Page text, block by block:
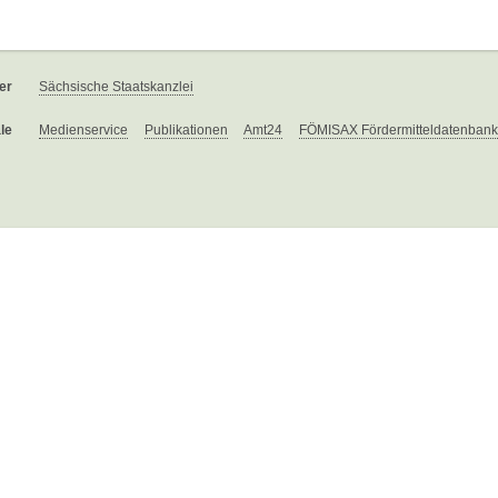
Sächsische Staatskanzlei
Medienservice Publikationen Amt24 FÖMISAX Fördermitteldatenbank